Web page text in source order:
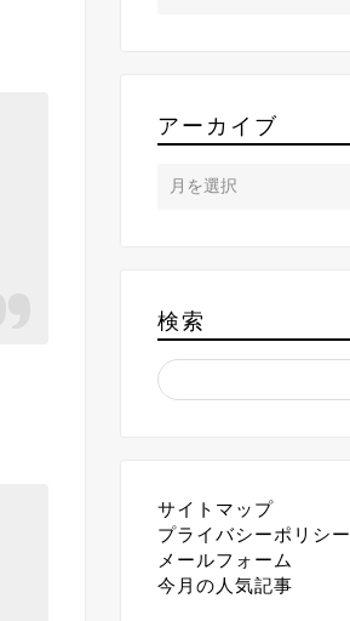
アーカイブ
検索
サイトマップ
プライバシーポリシー
メールフォーム
今月の人気記事